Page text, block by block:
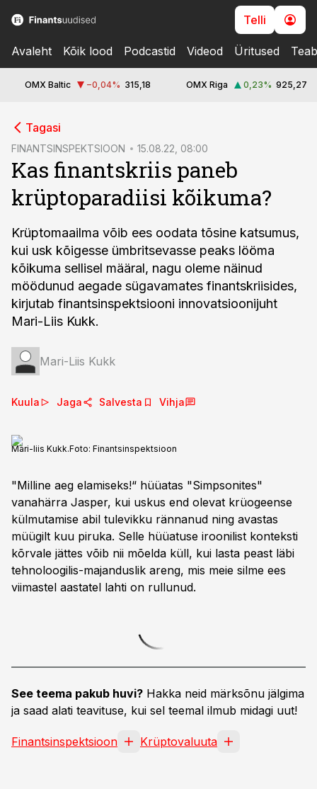
Telli
Avaleht Kõik lood Podcastid Videod Üritused
OMX Baltic −0,04% 315,18 OMX Riga 0,23% 925,27
Tagasi
FINANTSINSPEKTSIOON 15.08.22, 08:00
Kas finantskriis paneb
krüptoparadiisi kõikuma?
Krüptomaailma võib ees oodata tõsine katsumus,
kui usk kõigesse ümbritsevasse peaks lööma
kõikuma sellisel määral, nagu oleme näinud
möödunud aegade sügavamates finantskriisides,
kirjutab finantsinspektsiooni innovatsioonijuht
Mari-Liis Kukk.
Mari-Liis Kukk
Kuula Jaga Salvesta Vihja
Mari-liis Kukk.Foto: Finantsinspektsioon
"Milline aeg elamiseks!“ hüüatas "Simpsonites"
vanahärra Jasper, kui uskus end olevat krüogeense
külmutamise abil tulevikku rännanud ning avastas
müügilt kuu piruka. Selle hüüatuse iroonilist konteksti
kõrvale jättes võib nii mõelda küll, kui lasta peast läbi
tehnoloogilis-majanduslik areng, mis meie silme ees
viimastel aastatel lahti on rullunud.
See teema pakub huvi? Hakka neid märksõnu jälgima
ja saad alati teavituse, kui sel teemal ilmub midagi uut!
Finantsinspektsioon Krüptovaluuta